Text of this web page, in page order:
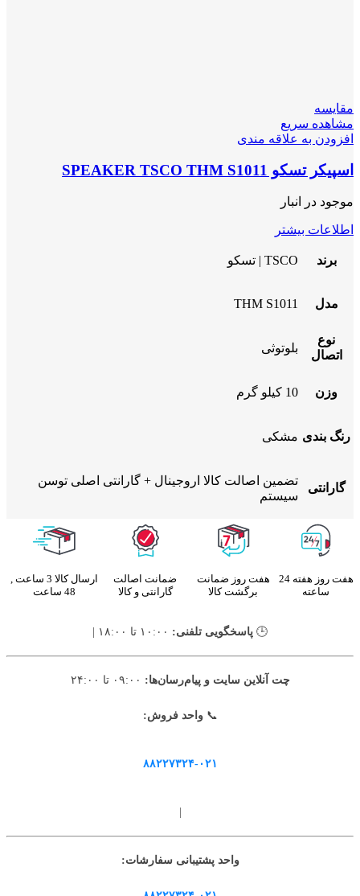
مقایسه
مشاهده سریع
افزودن به علاقه مندی
اسپیکر تسکو SPEAKER TSCO THM S1011
موجود در انبار
اطلاعات بیشتر
برند TSCO | تسکو
مدل THM S1011
نوع
اتصال
بلوتوثی
وزن 10 کیلو گرم
رنگ بندی مشکی
گارانتی
تضمین اصالت کالا اروجینال + گارانتی اصلی توسن
سیستم
هفت روز هفته 24
ساعته
هفت روز ضمانت
برگشت کالا
ضمانت اصالت
گارانتی و کالا
ارسال کالا 3 ساعت ,
48 ساعت
🕒 پاسخگویی تلفنی:
چت آنلاین سایت و پیام‌رسان‌ها:
📞واحد فروش:
۸۸۲۲۷۳۲۴-۰۲۱
واحد پشتیبانی سفارشات: